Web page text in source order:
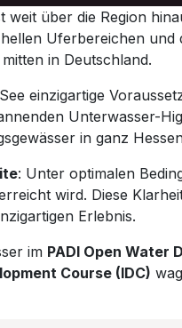
weit über die Region
Uferbereichen und
in Deutschland.
einzigartige
Unterwasser-
in ganz
: Unter optimalen
wird. Diese
Erlebnis.
im PADI Open Water
Course (IDC)